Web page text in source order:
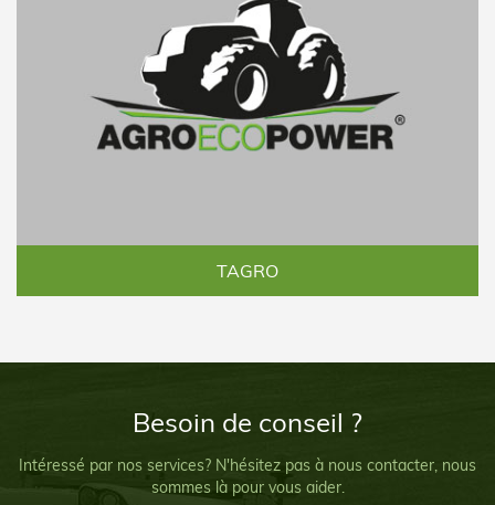
TAGRO
Besoin de conseil ?
Intéressé par nos services? N'hésitez pas à nous contacter, nous
sommes là pour vous aider.